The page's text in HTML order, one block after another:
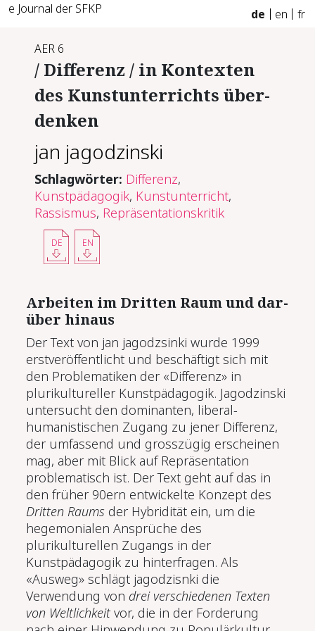
e Journal der SFKP de en fr
AER 6
/ Dif­fe­renz / in Kon­tex­ten
des Kunstun­ter­richts über­
den­ken
jan jagodzinski
Schlagwörter: Differenz,
Kunstpädagogik, Kunstunterricht,
Rassismus, Repräsentationskritik
DE EN
Ar­bei­ten im Drit­ten Raum und dar­
über hin­aus
Der Text von jan jagodzsinki wurde 1999
erstveröffentlicht und beschäftigt sich mit
den Problematiken der «Differenz» in
plurikultureller Kunstpädagogik. Jagodzinski
untersucht den dominanten, liberal-
humanistischen Zugang zu jener Differenz,
der umfassend und grosszügig erscheinen
mag, aber mit Blick auf Repräsentation
problematisch ist. Der Text geht auf das in
den früher 90ern entwickelte Konzept des
Dritten Raums der Hybridität ein, um die
hegemonialen Ansprüche des
plurikulturellen Zugangs in der
Kunstpädagogik zu hinterfragen. Als
«Ausweg» schlägt jagodzisnki die
Verwendung von drei verschiedenen Texten
von Weltlichkeitvor, die in der Forderung